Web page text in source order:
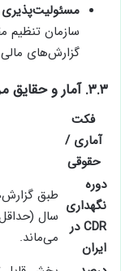
مسئولیت‌پذیری
سازمان تنظیم
گزارش‌های
۳.۳. آمار و حقایق مرتبط با نگهداری داده‌ها
فکت
آماری /
حقوقی
دوره
نگهداری
CDR در
ایران
طبق
می‌ماند.